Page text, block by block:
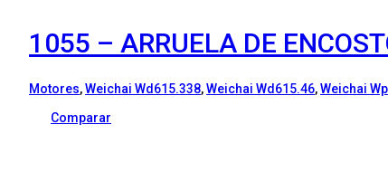
1055 – ARRUELA DE
Motores,Weichai Wd615.338,Weichai Wd615.46,Weichai
Comparar